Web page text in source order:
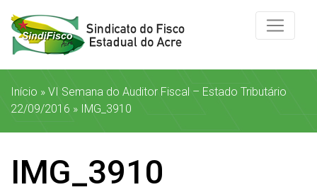
Início » VI Semana do Auditor Fiscal – Estado Tributário
22/09/2016 » IMG_3910
IMG_3910